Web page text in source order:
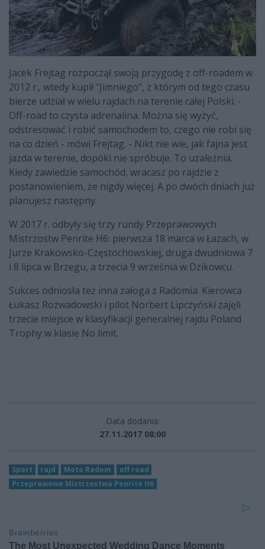
Jacek Frejtag rozpoczął swoją przygodę z off-roadem w
2012 r., wtedy kupił "Jimniego", z którym od tego czasu
bierze udział w wielu rajdach na terenie całej Polski. -
Off-road to czysta adrenalina. Można się wyżyć,
odstresować i robić samochodem to, czego nie robi się
na co dzień - mówi Frejtag. - Nikt nie wie, jak fajna jest
jazda w terenie, dopóki nie spróbuje. To uzależnia.
Kiedy zawiedzie samochód, wracasz po rajdzie z
postanowieniem, że nigdy więcej. A po dwóch dniach już
planujesz następny.
W 2017 r. odbyły się trzy rundy Przeprawowych
Mistrzostw Penrite H6: pierwsza 18 marca w Łazach, w
Jurze Krakowsko-Częstochowskiej, druga dwudniowa 7
i 8 lipca w Brzegu, a trzecia 9 września w Dzikowcu.
Sukces odniosła też inna załoga z Radomia. Kierowca
Łukasz Rozwadowski i pilot Norbert Lipczyński zajęli
trzecie miejsce w klasyfikacji generalnej rajdu Poland
Trophy w klasie No limit.
Data dodania:
27.11.2017 08:00
Sport rajd Moto Radom
off road
Przeprawowe Mistrzostwa Penrite H6